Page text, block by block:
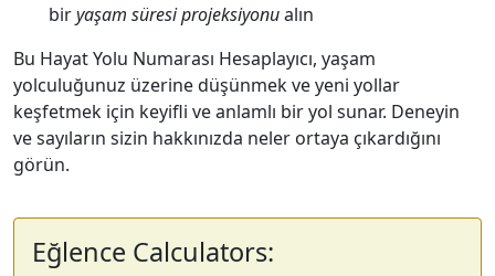
biryaşam süresi projeksiyonualın
Bu Hayat Yolu Numarası Hesaplayıcı, yaşam
yolculuğunuz üzerine düşünmek ve yeni yollar
keşfetmek için keyifli ve anlamlı bir yol sunar. Deneyin
ve sayıların sizin hakkınızda neler ortaya çıkardığını
görün.
Eğlence Calculators: